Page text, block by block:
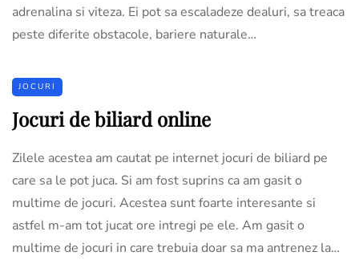
adrenalina si viteza. Ei pot sa escaladeze dealuri, sa treaca
peste diferite obstacole, bariere naturale…
JOCURI
Jocuri de biliard online
Zilele acestea am cautat pe internet jocuri de biliard pe
care sa le pot juca. Si am fost suprins ca am gasit o
multime de jocuri. Acestea sunt foarte interesante si
astfel m-am tot jucat ore intregi pe ele. Am gasit o
multime de jocuri in care trebuia doar sa ma antrenez la…